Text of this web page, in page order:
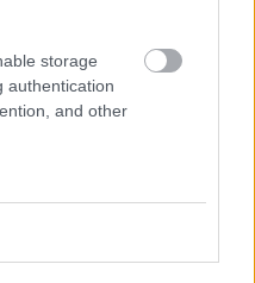
storage
authentication
and other
legalábbis azt
volna rá, hogy miről
című művében, ha